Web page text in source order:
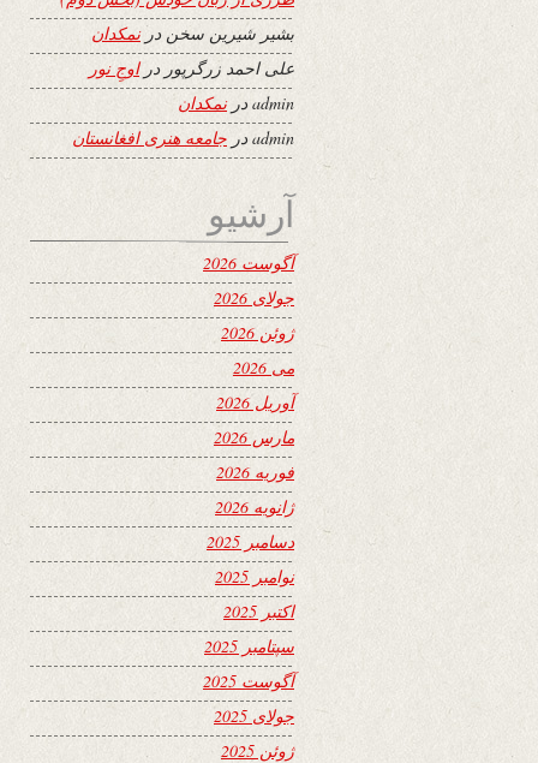
بشیر شیرین سخن درنمکدان
علی احمد زرگرپور دراوجِ نور
adminدرنمکدان
admin در جامعه هنری افغانستان
آرشیو
آگوست 2026
جولای 2026
ژوئن 2026
می 2026
آوریل 2026
مارس 2026
فوریه 2026
ژانویه 2026
دسامبر 2025
نوامبر 2025
اکتبر 2025
سپتامبر 2025
آگوست 2025
جولای 2025
ژوئن 2025